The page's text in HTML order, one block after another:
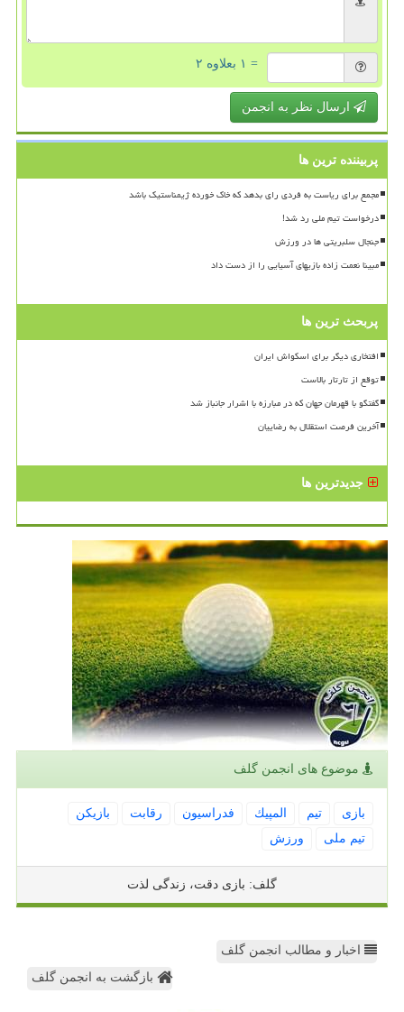
= ۱ بعلاوه ۲
ارسال نظر به انجمن
پربیننده ترین ها
مجمع برای ریاست به فردی رای بدهد که خاک خورده ژیمناستیک باشد
درخواست تیم ملی رد شد!
جنجال سلبریتی ها در ورزش
مبینا نعمت زاده بازیهای آسیایی را از دست داد
پربحث ترین ها
افتخاری دیگر برای اسکواش ایران
توقع از تارتار بالاست
گفتگو با قهرمان جهان که در مبارزه با اشرار جانباز شد
آخرین فرصت استقلال به رضاییان
جدیدترین ها
موضوع های انجمن گلف
بازی تیم المپیك فدراسیون رقابت
بازیكن
تیم ملی
ورزش
گلف: بازی دقت، زندگی لذت
اخبار و مطالب انجمن گلف
بازگشت به انجمن گلف